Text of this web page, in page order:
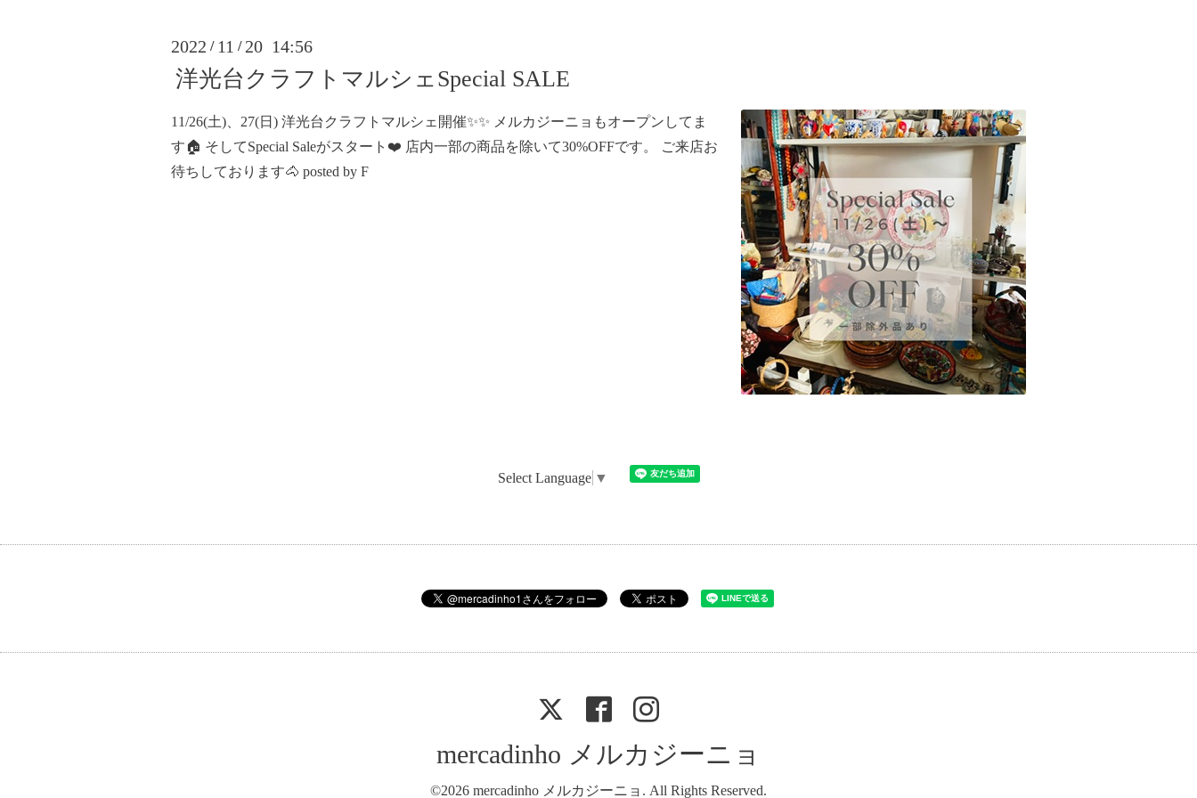
2022 / 11 / 20 14:56
洋光台クラフトマルシェSpecial SALE
11/26(土)、27(日) 洋光台クラフトマルシェ開催✨✨ メルカジーニョもオープンしてま
す🏠 そしてSpecial Saleがスタート❤️ 店内一部の商品を除いて30%OFFです。 ご来店お
待ちしております🐴 posted by F
Select Language ▼
mercadinho メルカジーニョ
©2026 mercadinho メルカジーニョ . All Rights Reserved.